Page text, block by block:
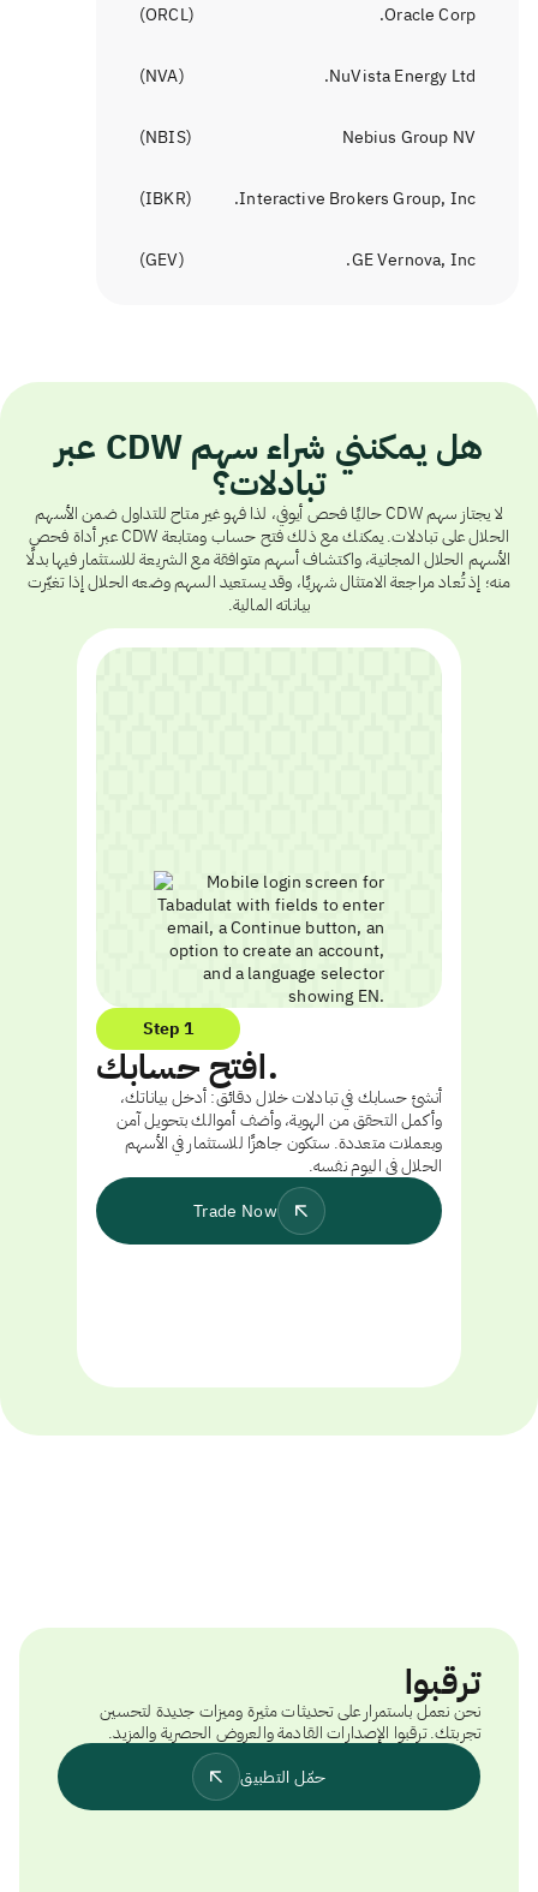
Oracle Corp.
(
ORCL
)
NuVista Energy Ltd.
(
NVA
)
Nebius Group NV
(
NBIS
)
Interactive Brokers Group, Inc.
(
IBKR
)
GE Vernova, Inc.
(
GEV
)
هل يمكنني شراء سهم CDW عبر
تبادلات؟
لا يجتاز سهم CDW حاليًا فحص أيوفي، لذا فهو غير متاح للتداول ضمن الأسهم
الحلال على تبادلات. يمكنك مع ذلك فتح حساب ومتابعة CDW عبر أداة فحص
الأسهم الحلال المجانية، واكتشاف أسهم متوافقة مع الشريعة للاستثمار فيها بدلًا
منه؛ إذ تُعاد مراجعة الامتثال شهريًا، وقد يستعيد السهم وضعه الحلال إذا تغيّرت
بياناته المالية.
Step 1
افتح حسابك.
أنشئ حسابك في تبادلات خلال دقائق: أدخل بياناتك،
وأكمل التحقق من الهوية، وأضف أموالك بتحويل آمن
وبعملات متعددة. ستكون جاهزًا للاستثمار في الأسهم
الحلال في اليوم نفسه.
Trade Now
ترقبوا
نحن نعمل باستمرار على تحديثات مثيرة وميزات جديدة لتحسين
تجربتك. ترقبوا الإصدارات القادمة والعروض الحصرية والمزيد.
حمّل التطبيق